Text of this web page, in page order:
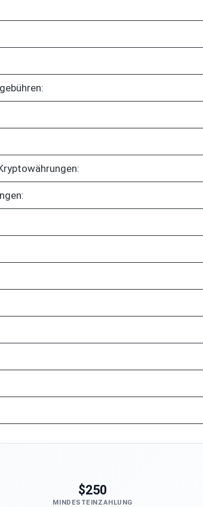
$250
MINDESTEINZAHLUNG